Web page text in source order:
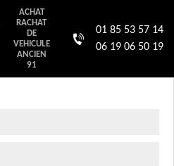
ACHAT
RACHAT
DE
VEHICULE
ANCIEN
91
01 85 53 57 14
06 19 06 50 19